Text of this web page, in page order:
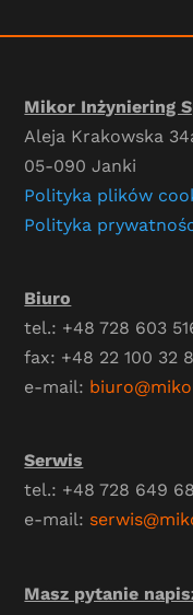
Mikor Inżyniering
Aleja Krakowska
05-090 Janki
Polityka plików
Polityka
Biuro
tel.: +48 728 603
fax: +48 22 100 32
e-mail:
Serwis
tel.: +48 728 649
e-mail:
Masz pytanie